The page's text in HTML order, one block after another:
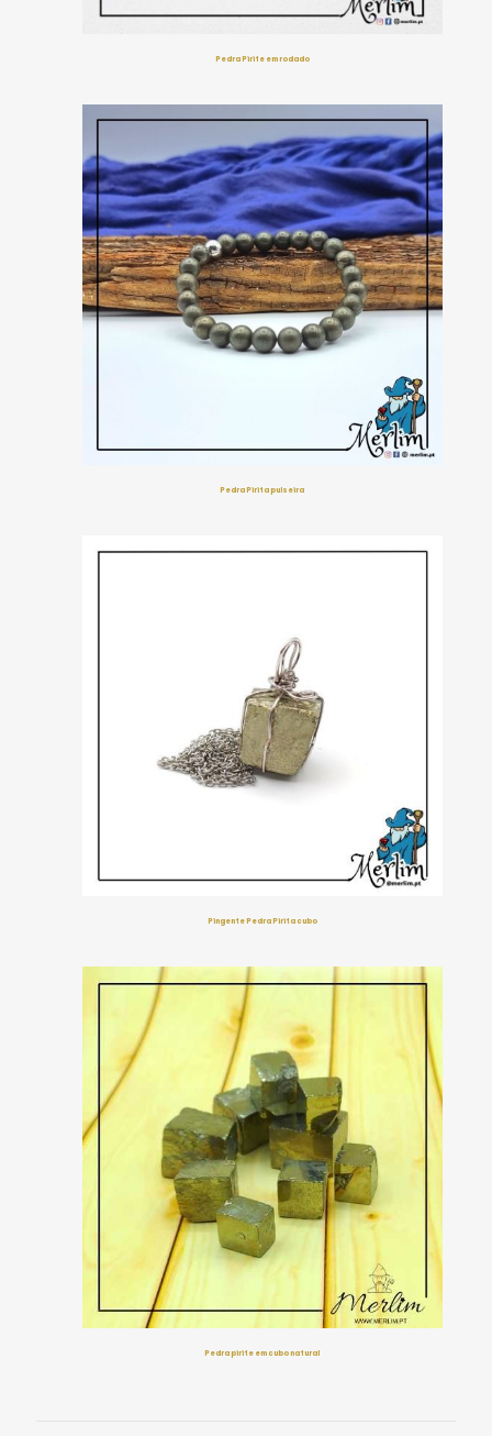
Pedra Pirite em rodado
Pedra Pirita pulseira
Pingente Pedra Pirita cubo
Pedra pirite em cubo natural